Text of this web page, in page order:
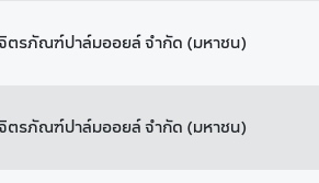
ตรภัณฑ์ปาล์มออยล์ จำกัด (มหาชน)
ตรภัณฑ์ปาล์มออยล์ จำกัด (มหาชน)